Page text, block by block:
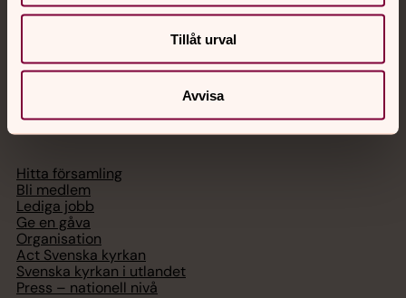
Tillåt urval
Avvisa
Digitalt brev
Svenska kyrkan
Hitta församling
Bli medlem
Lediga jobb
Ge en gåva
Organisation
Act Svenska kyrkan
Svenska kyrkan i utlandet
Press – nationell nivå